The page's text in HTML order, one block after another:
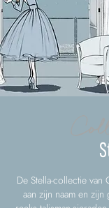
De Stella-collectie
aan zijn naam en